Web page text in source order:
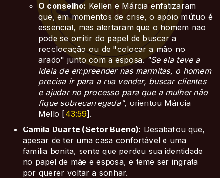
O conselho: Kellen e Márcia enfatizaram
que, em momentos de crise, o apoio mútuo é
essencial, mas alertaram que o homem não
pode se omitir do papel de buscar a
recolocação ou de "colocar a mão no
arado" junto com a esposa."Se ela teve a
ideia de empreender nas marmitas, o homem
precisa ir para a rua vender, buscar clientes
e ajudar no processo para que a mulher não
fique sobrecarregada", orientou Márcia
Mello [43:59].
Camila Duarte (Setor Bueno): Desabafou que,
apesar de ter uma casa confortável e uma
família bonita, sente que perdeu sua identidade
no papel de mãe e esposa, e teme ser ingrata
por querer voltar a sonhar.